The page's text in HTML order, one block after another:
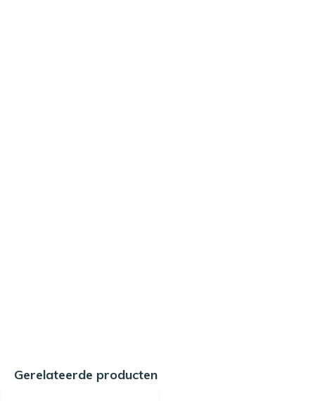
Gerelateerde producten